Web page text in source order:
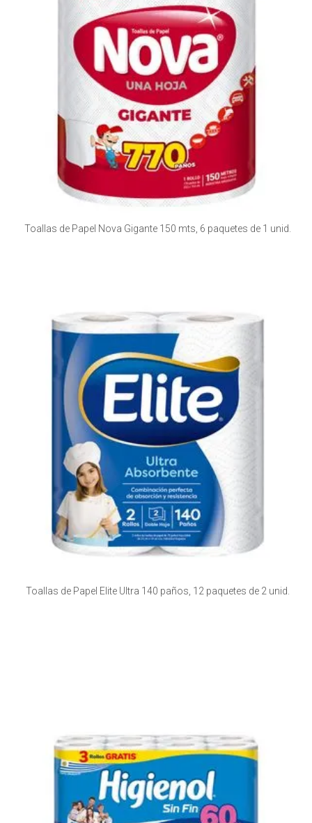
Toallas de Papel Nova Gigante 150 mts, 6 paquetes de 1 unid.
Toallas de Papel Elite Ultra 140 paños, 12 paquetes de 2 unid.